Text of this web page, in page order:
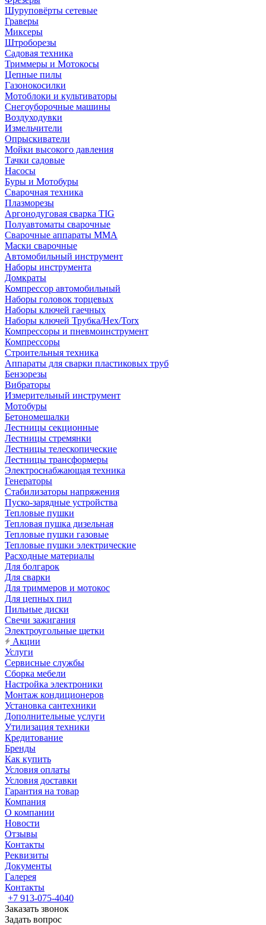
Шуруповёрты сетевые
Граверы
Миксеры
Штроборезы
Садовая техника
Триммеры и Мотокосы
Цепные пилы
Газонокосилки
Мотоблоки и культиваторы
Снегоуборочные машины
Воздуходувки
Измельчители
Опрыскиватели
Мойки высокого давления
Тачки садовые
Насосы
Буры и Мотобуры
Сварочная техника
Плазморезы
Аргонодуговая сварка TIG
Полуавтоматы сварочные
Сварочные аппараты ММА
Маски сварочные
Автомобильный инструмент
Наборы инструмента
Домкраты
Компрессор автомобильный
Наборы головок торцевых
Наборы ключей гаечных
Наборы ключей Трубка/Hex/Torx
Компрессоры и пневмоинструмент
Компрессоры
Строительныя техника
Аппараты для сварки пластиковых труб
Бензорезы
Вибраторы
Измерительный инструмент
Мотобуры
Бетономешалки
Лестницы секционные
Лестницы стремянки
Лестницы телескопические
Лестницы трансформеры
Электроснабжающая техника
Генераторы
Стабилизаторы напряжения
Пуско-зарядные устройства
Тепловые пушки
Тепловая пушка дизельная
Тепловые пушки газовые
Тепловые пушки электрические
Расходные материалы
Для болгарок
Для сварки
Для триммеров и мотокос
Для цепных пил
Пильные диски
Свечи зажигания
Электроугольные щетки
Акции
Услуги
Сервисные службы
Сборка мебели
Настройка электроники
Монтаж кондиционеров
Установка сантехники
Дополнительные услуги
Утилизация техники
Кредитование
Бренды
Как купить
Условия оплаты
Условия доставки
Гарантия на товар
Компания
О компании
Новости
Отзывы
Контакты
Реквизиты
Документы
Галерея
Контакты
+7 913-075-4040
Заказать звонок
Задать вопрос